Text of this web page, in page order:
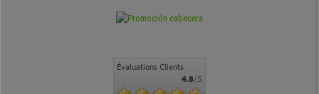
Évaluations Clients
4.8/5